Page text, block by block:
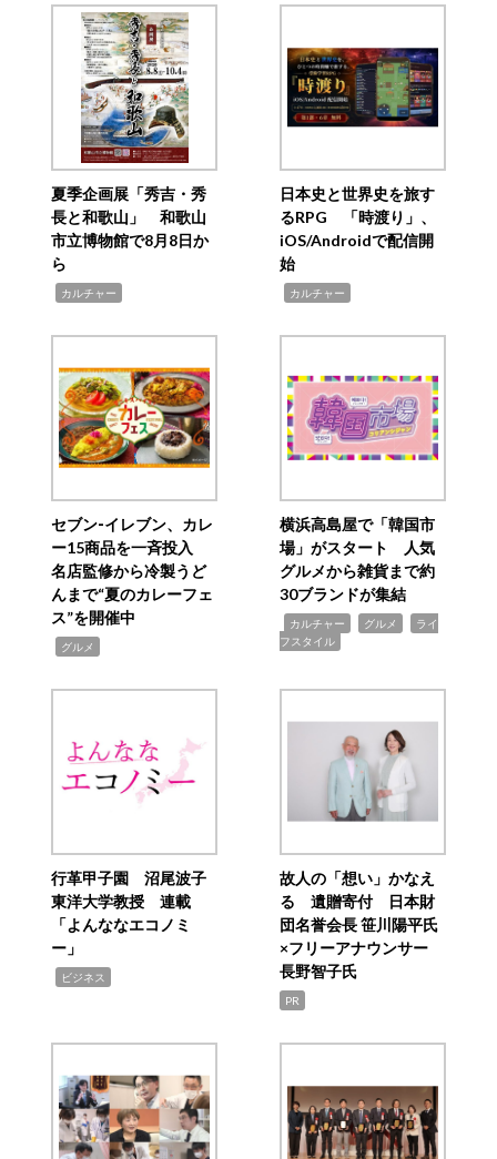
夏季企画展「秀吉・秀
長と和歌山」 和歌山
市立博物館で8月8日か
ら
カルチャー
日本史と世界史を旅す
るRPG 「時渡り」、
iOS/Androidで配信開
始
カルチャー
セブン‐イレブン、カレ
ー15商品を一斉投入
名店監修から冷製うど
んまで“夏のカレーフェ
ス”を開催中
グルメ
横浜高島屋で「韓国市
場」がスタート 人気
グルメから雑貨まで約
30ブランドが集結
カルチャー グルメ
ライ
フスタイル
行革甲子園 沼尾波子
東洋大学教授 連載
「よんななエコノミ
ー」
ビジネス
故人の「想い」かなえ
る 遺贈寄付 日本財
団名誉会長 笹川陽平氏
×フリーアナウンサー
長野智子氏
PR